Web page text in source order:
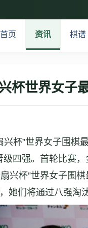
首页 资讯 棋谱
杯世界女子
杯”世界女子围棋
四强。首轮比赛
兴杯”世界女子围
她们将通过八强淘